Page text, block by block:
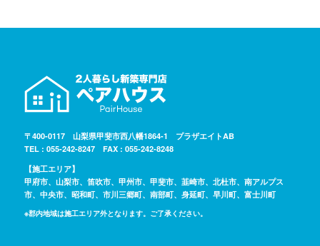
〒400-0117 山梨県甲斐市西八幡1864-1 プラザエイトAB
TEL : 055-242-8247 FAX : 055-242-8248
【施工エリア】
甲府市、山梨市、笛吹市、甲州市、甲斐市、韮崎市、北杜市、南アルプス
市、中央市、昭和町、市川三郷町、南部町、身延町、早川町、富士川町
※郡内地域は施工エリア外となります。ご了承ください。